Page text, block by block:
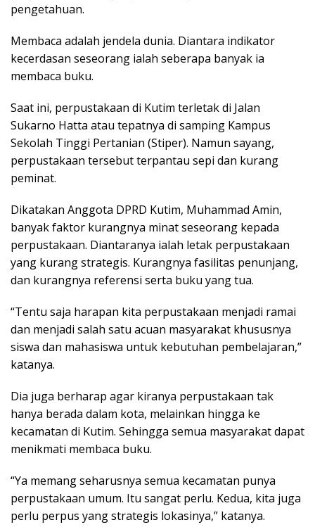
pengetahuan.
Membaca adalah jendela dunia. Diantara indikator
kecerdasan seseorang ialah seberapa banyak ia
membaca buku.
Saat ini, perpustakaan di Kutim terletak di Jalan
Sukarno Hatta atau tepatnya di samping Kampus
Sekolah Tinggi Pertanian (Stiper). Namun sayang,
perpustakaan tersebut terpantau sepi dan kurang
peminat.
Dikatakan Anggota DPRD Kutim, Muhammad Amin,
banyak faktor kurangnya minat seseorang kepada
perpustakaan. Diantaranya ialah letak perpustakaan
yang kurang strategis. Kurangnya fasilitas penunjang,
dan kurangnya referensi serta buku yang tua.
“Tentu saja harapan kita perpustakaan menjadi ramai
dan menjadi salah satu acuan masyarakat khususnya
siswa dan mahasiswa untuk kebutuhan pembelajaran,”
katanya.
Dia juga berharap agar kiranya perpustakaan tak
hanya berada dalam kota, melainkan hingga ke
kecamatan di Kutim. Sehingga semua masyarakat dapat
menikmati membaca buku.
“Ya memang seharusnya semua kecamatan punya
perpustakaan umum. Itu sangat perlu. Kedua, kita juga
perlu perpus yang strategis lokasinya,” katanya.